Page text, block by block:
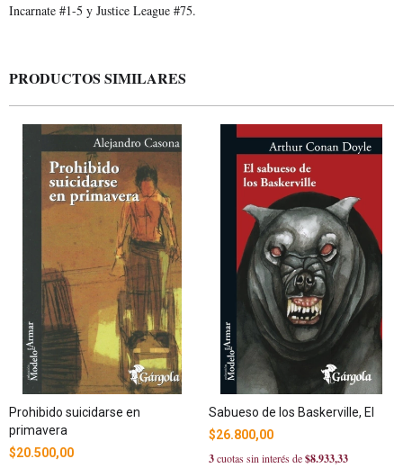
Incarnate #1-5 y Justice League #75.
PRODUCTOS SIMILARES
Prohibido suicidarse en
primavera
$20.500,00
Sabueso de los Baskerville, El
$26.800,00
3cuotas sin interés de$8.933,33